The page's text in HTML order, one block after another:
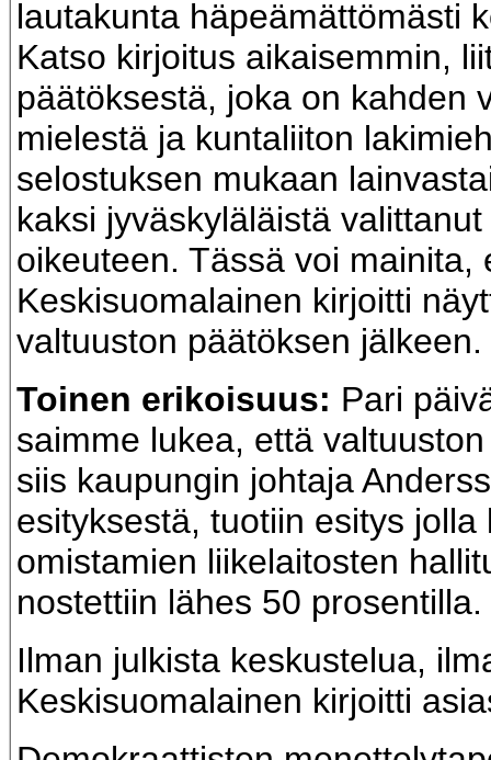
lautakunta häpeämättömästi
Katso kirjoitus aikaisemmin,
päätöksestä, joka on kahden
mielestä ja kuntaliiton
selostuksen mukaan
kaksi jyväskyläläistä
oikeuteen. Tässä voi mainita,
Keskisuomalainen kirjoitti
valtuuston päätöksen jälkeen.
Toinen erikoisuus: Pari
saimme lukea, että
siis kaupungin johtaja
esityksestä, tuotiin esitys jolla
omistamien liikelaitosten
nostettiin lähes 50 prosentilla.
Ilman julkista keskustelua,
Keskisuomalainen kirjoitti